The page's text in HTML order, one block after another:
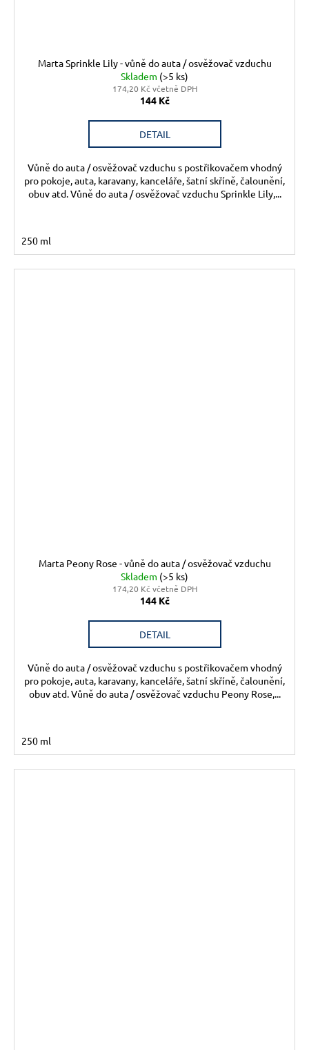
Marta Sprinkle Lily - vůně do auta / osvěžovač vzduchu
Skladem (>5 ks)
174,20 Kč včetně DPH
144 Kč
DETAIL
Vůně do auta / osvěžovač vzduchu s postřikovačem vhodný
pro pokoje, auta, karavany, kanceláře, šatní skříně, čalounění,
obuv atd. Vůně do auta / osvěžovač vzduchu Sprinkle Lily,...
250 ml
Marta Peony Rose - vůně do auta / osvěžovač vzduchu
Skladem (>5 ks)
174,20 Kč včetně DPH
144 Kč
DETAIL
Vůně do auta / osvěžovač vzduchu s postřikovačem vhodný
pro pokoje, auta, karavany, kanceláře, šatní skříně, čalounění,
obuv atd. Vůně do auta / osvěžovač vzduchu Peony Rose,...
250 ml